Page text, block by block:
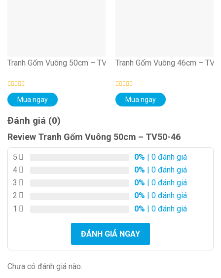
Tranh Gốm Vuông 50cm – TV50-01
Được
xếp
hạng
5
sao
Mua ngay
Tranh Gốm Vuông 46cm –
Được
xếp
hạng
Mua ngay
Đánh giá (0)
Review Tranh Gốm Vuông 50cm – TV50-46
5 0% | 0 đánh giá
4
0% | 0 đánh giá
3
0% | 0 đánh giá
2
0% | 0 đánh giá
1
0% | 0 đánh giá
ĐÁNH GIÁ NGAY
Chưa có đánh giá nào.